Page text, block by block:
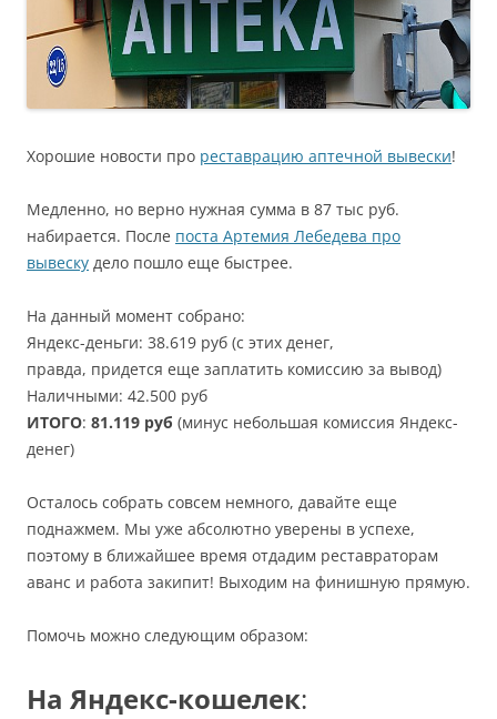
Хорошие новости про реставрацию аптечной вывески!
Медленно, но верно нужная сумма в 87 тыс руб.
набирается. После поста Артемия Лебедева про
вывеску дело пошло еще быстрее.
На данный момент собрано:
Яндекс-деньги: 38.619 руб (с этих денег,
правда, придется еще заплатить комиссию за вывод)
Наличными: 42.500 руб
ИТОГО: 81.119 руб (минус небольшая комиссия Яндекс-
денег)
Осталось собрать совсем немного, давайте еще
поднажмем. Мы уже абсолютно уверены в успехе,
поэтому в ближайшее время отдадим реставраторам
аванс и работа закипит! Выходим на финишную прямую.
Помочь можно следующим образом:
На Яндекс-кошелек: